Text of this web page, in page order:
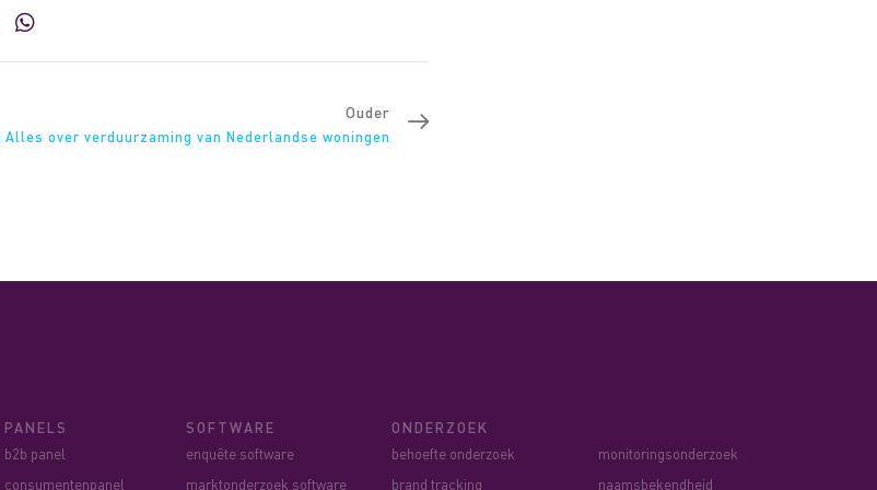
Ouder
Alles over verduurzaming van Nederlandse woningen
PANELS
b2b panel
consumentenpanel
SOFTWARE
enquête software
marktonderzoek software
ONDERZOEK
behoefte onderzoek
brand tracking
monitoringsonderzoek
naamsbekendheid